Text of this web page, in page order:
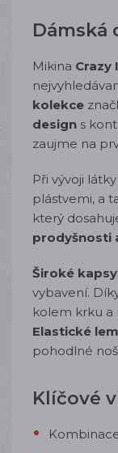
Dámská
Mikina Crazy
kolekce
design s
zaujme na
Při vývoji
plástvemi, a
který
prodyšnosti
Široké
vybavení.
kolem krku a
Elastické
pohodlné
Klíčové